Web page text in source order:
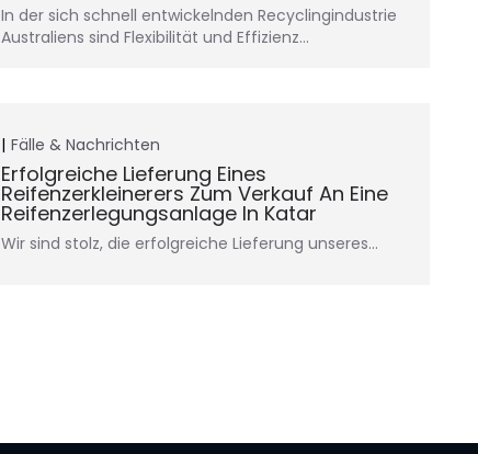
In der sich schnell entwickelnden Recyclingindustrie
Australiens sind Flexibilität und Effizienz...
Fälle & Nachrichten
Erfolgreiche Lieferung Eines
Reifenzerkleinerers Zum Verkauf An Eine
Reifenzerlegungsanlage In Katar
Wir sind stolz, die erfolgreiche Lieferung unseres...